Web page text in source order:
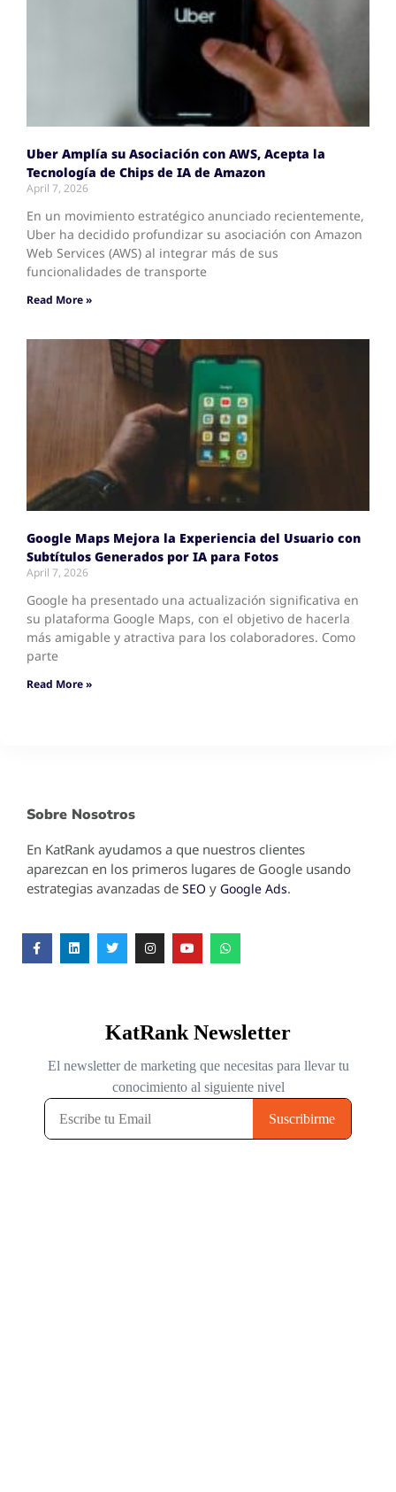
Uber Amplía su Asociación con AWS, Acepta la
Tecnología de Chips de IA de Amazon
April 7, 2026
En un movimiento estratégico anunciado recientemente,
Uber ha decidido profundizar su asociación con Amazon
Web Services (AWS) al integrar más de sus
funcionalidades de transporte
Read More »
Google Maps Mejora la Experiencia del Usuario con
Subtítulos Generados por IA para Fotos
April 7, 2026
Google ha presentado una actualización significativa en
su plataforma Google Maps, con el objetivo de hacerla
más amigable y atractiva para los colaboradores. Como
parte
Read More »
Sobre Nosotros
En KatRank ayudamos a que nuestros clientes
aparezcan en los primeros lugares de Google usando
estrategias avanzadas de SEO y Google Ads.